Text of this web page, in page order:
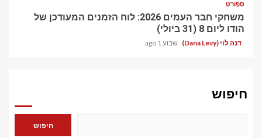
ספורט
משחקי חבר העמים 2026: לוח הזמנים המעודכן של
הודו ליום 8 (31 ביולי)
דנה לוי (Dana Levy) שבוע 1 ago
חיפוש
חיפוש